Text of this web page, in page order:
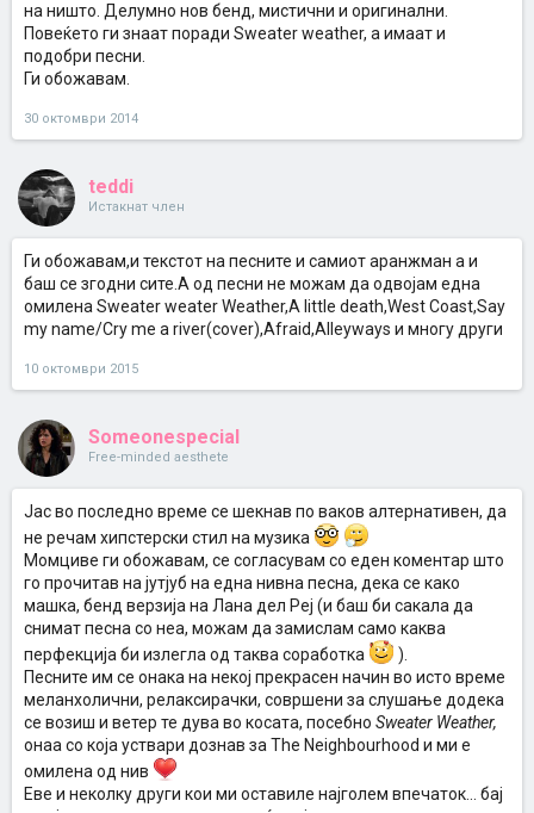
на ништо. Делумно нов бенд, мистични и оригинални.
Повеќето ги знаат поради Sweater weather, а имаат и
подобри песни.
Ги обожавам.
30 октомври 2014
teddi
Истакнат член
Ги обожавам,и текстот на песните и самиот аранжман а и
баш се згодни сите.А од песни не можам да одвојам една
омилена Sweater weater Weather,A little death,West Coast,Say
my name/Cry me a river(cover),Afraid,Alleyways и многу други
10 октомври 2015
Someonespecial
Free-minded aesthete
Jaс во последно време се шекнав по ваков алтернативен, да
не речам хипстерски стил на музика
Moмциве ги обожавам, се согласувам со еден коментар што
го прочитав на јутјуб на една нивна песна, дека се како
машка, бенд верзија на Лана дел Реј (и баш би сакала да
снимат песна со неа, можам да замислам само каква
перфекција би излегла од таква соработка
).
Песните им се онака на некој прекрасен начин во исто време
меланхолични, релаксирачки, совршени за слушање додека
се возиш и ветер те дува во косата, посебно Sweater Weather,
онаа со која уствари дознав за The Neighbourhood и ми е
омилена од нив
Eве и неколку други кои ми оставиле најголем впечаток... бај